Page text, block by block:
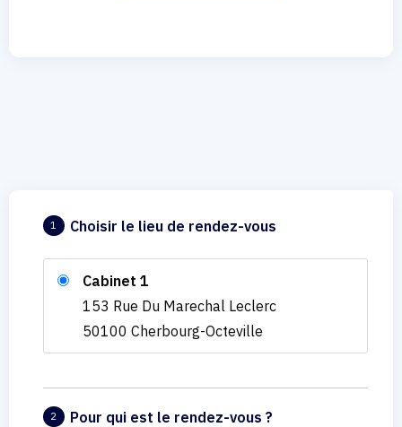
1 Choisir le lieu de rendez-vous
Cabinet 1
153 Rue Du Marechal Leclerc
50100 Cherbourg-Octeville
2 Pour qui est le rendez-vous ?